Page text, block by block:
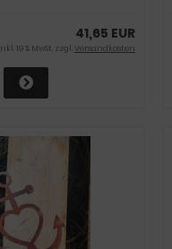
41,65 EUR
19 % MwSt. zzgl.Versandkosten